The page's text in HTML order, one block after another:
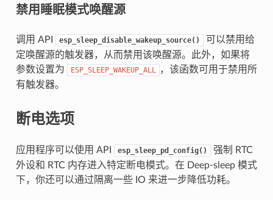
禁用睡眠模式唤醒源
调用 API esp_sleep_disable_wakeup_source()
可以禁用给
定唤醒源的触发器，从而禁用该唤醒源。此外，如果将
参数设置为
ESP_SLEEP_WAKEUP_ALL ，该函数可用于禁用所
有触发器。
断电选项
应用程序可以使用 API esp_sleep_pd_config()
强制 RTC
外设和 RTC 内存进入特定断电模式。在 Deep-sleep 模式
下，你还可以通过隔离一些 IO 来进一步降低功耗。